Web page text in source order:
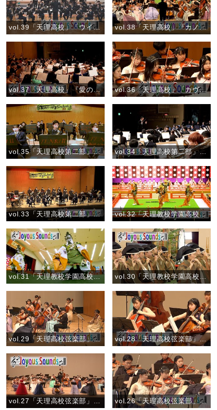
vol.39「天理高校」「ウインドオーケストラのためのマインドスケープ」 vol.38「天理高校」『カノン』
vol.37「天理高校」『愛の挨拶』 vol.36「天理高校」「カヴァレリア ルスティカーナ より『間奏曲』」
vol.35「天理高校第二部」『風になりたい』 vol.34「天理高校第二部」『宝島』
vol.33「天理高校第二部」『ルパン三世のテーマ（ロックバージョン）』 vol.32「天理教校学園高校」舞楽「太平楽(たいへいらく)」
vol.31「天理教校学園高校」舞楽「蘇利古(そりこ)」 vol.30「天理教校学園高校」管絃『蘇莫者破』
vol.29「天理高校弦楽部」『弦楽のためのトリプティーク』 vol.28「天理高校弦楽部」『花のワルツ（弦楽合奏版）』
vol.27「天理高校弦楽部」『「調和の霊感」より4つのヴァイオリンとチェロのための協奏曲 ロ短調 第1楽章 作品3-10』 vol.26「天理高校弦楽部」『弦楽四重奏曲 第4番 第1楽章より』